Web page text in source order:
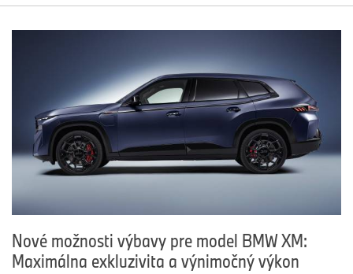
Nové možnosti výbavy pre model BMW XM:
Maximálna exkluzivita a výnimočný výkon